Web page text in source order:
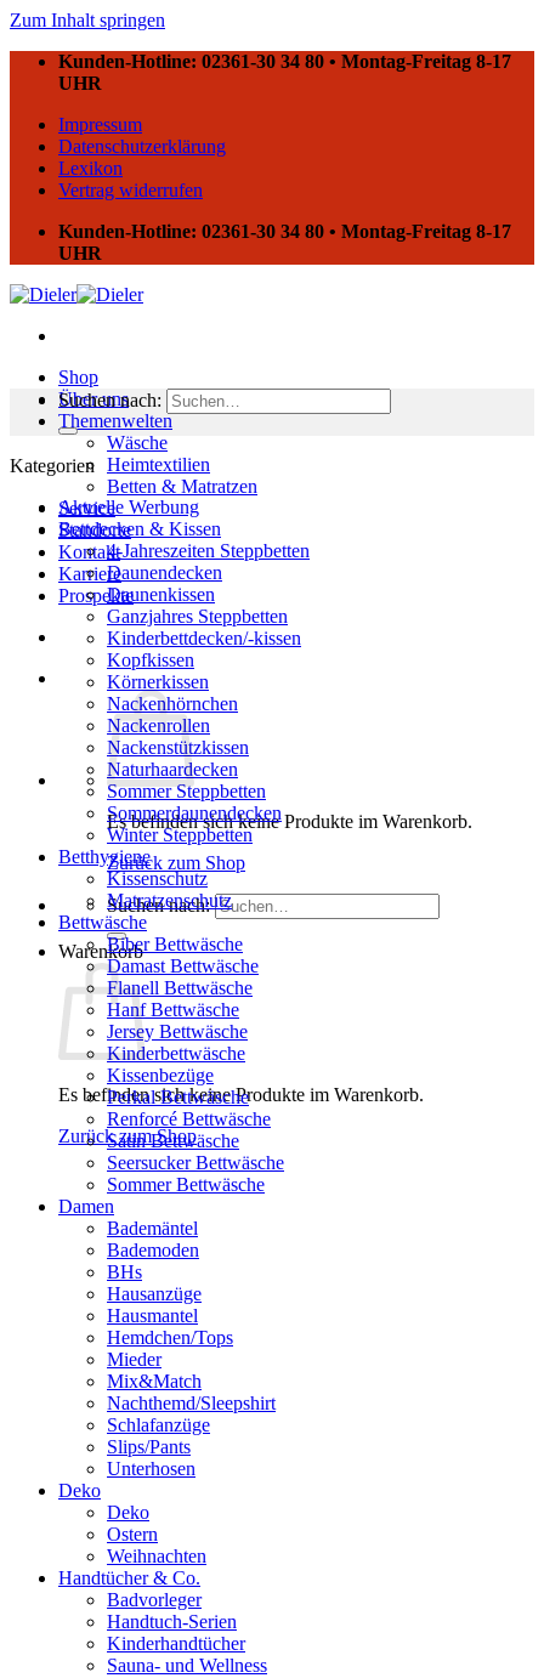
Zum Inhalt springen
Kunden-Hotline: 02361-30 34 80 • Montag-Freitag 8-17
UHR
Impressum
Datenschutzerklärung
Lexikon
Vertrag widerrufen
Kunden-Hotline: 02361-30 34 80 • Montag-Freitag 8-17
UHR
Shop
Über uns
Themenwelten
Wäsche
Heimtextilien
Betten & Matratzen
Service
Standorte
Kontakt
Karriere
Prospekte
Es befinden sich keine Produkte im Warenkorb.
Zurück zum Shop
Suchen nach:
Warenkorb
Es befinden sich keine Produkte im Warenkorb.
Zurück zum Shop
Suchen nach:
Kategorien
Aktuelle Werbung
Bettdecken & Kissen
4-Jahreszeiten Steppbetten
Daunendecken
Daunenkissen
Ganzjahres Steppbetten
Kinderbettdecken/-kissen
Kopfkissen
Körnerkissen
Nackenhörnchen
Nackenrollen
Nackenstützkissen
Naturhaardecken
Sommer Steppbetten
Sommerdaunendecken
Winter Steppbetten
Betthygiene
Kissenschutz
Matratzenschutz
Bettwäsche
Biber Bettwäsche
Damast Bettwäsche
Flanell Bettwäsche
Hanf Bettwäsche
Jersey Bettwäsche
Kinderbettwäsche
Kissenbezüge
Perkal Bettwäsche
Renforcé Bettwäsche
Satin Bettwäsche
Seersucker Bettwäsche
Sommer Bettwäsche
Damen
Bademäntel
Bademoden
BHs
Hausanzüge
Hausmantel
Hemdchen/Tops
Mieder
Mix&Match
Nachthemd/Sleepshirt
Schlafanzüge
Slips/Pants
Unterhosen
Deko
Deko
Ostern
Weihnachten
Handtücher & Co.
Badvorleger
Handtuch-Serien
Kinderhandtücher
Sauna- und Wellness